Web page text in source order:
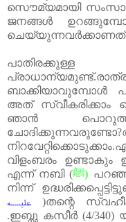
സൌമ്യമായി
ജനങ്ങൾ
ചെയ്യുന്നവർക്കാണത്
പ്രാധാന്യമുണ്ട്.
ബാക്കിയാവുമ്പോൾ
അത് സ്വീകരിക്കാം
ഞാൻ
ചോദിക്കുന്നവരുണ്ടോ?
നിറവേറ്റിക്കൊടുക്കാം.
വിളംബരം
എന്ന് നബി(ﷺ)
നിന്ന്
عليـــــه
)തന്റെ
.ഇബ്നു കസീർ(4/340)